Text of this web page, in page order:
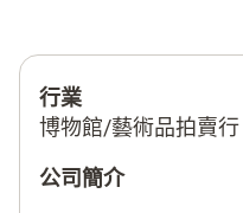
行業
博物館/藝術品拍賣行
公司簡介